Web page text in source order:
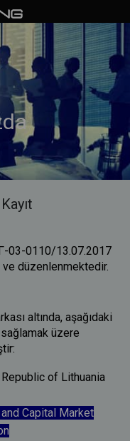
03-0110/13.07.2017
ve düzenlenmektedir.
altında, aşağıdaki
üzere
of Lithuania
Capital Market